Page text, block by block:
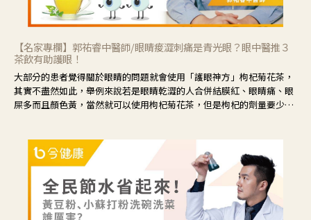
【名家專欄】郭祐睿中醫師/眼睛痠澀刺痛是青光眼？眼中醫推３
茶飲有助護眼！
大部分的患者覺得關於眼睛的問題就會使用「護眼神方」枸杞菊花茶，
其實不盡然如此，舉例來說若是眼睛乾澀的人合併結膜紅、眼睛痛、眼
屎多而且顏色黃，當然就可以使用枸杞菊花茶，但是枸杞的劑量要少，
候就要使用菊花、金銀花來治療；假如單純的眼睛乾澀，結膜沒有紅，
眼睛周圍沒有眼屎，這種情況是屬於「陰虛」，就可以使用枸杞、蓮
藕、麥門冬、山藥等比較滋潤的藥材，效果就更顯著。